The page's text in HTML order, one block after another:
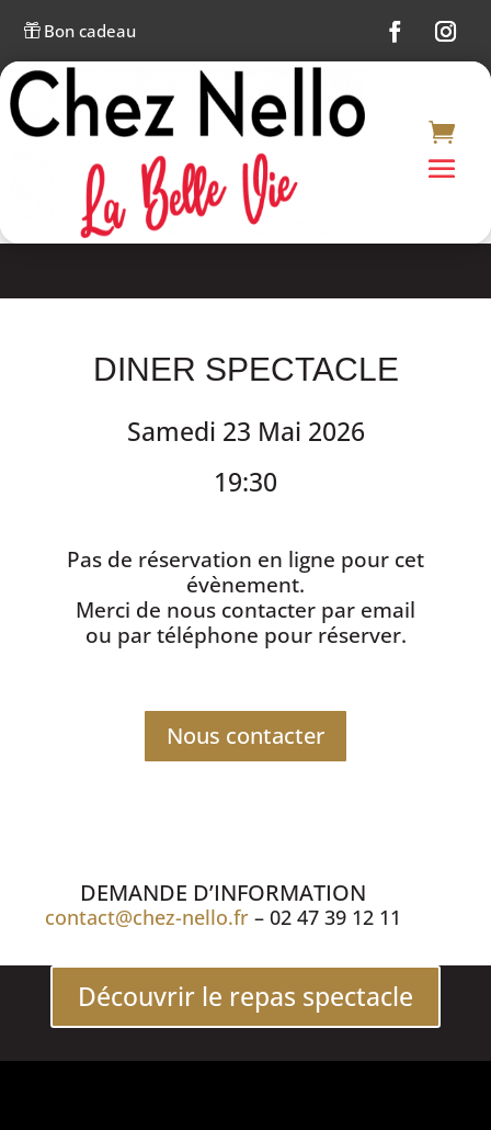
Bon cadeau
DINER SPECTACLE
Samedi 23 Mai 2026
19:30
Pas de réservation en ligne pour cet
évènement.
Merci de nous contacter par email
ou par téléphone pour réserver.
Nous contacter
DEMANDE D’INFORMATION
contact@chez-nello.fr – 02 47 39 12 11
Découvrir le repas spectacle